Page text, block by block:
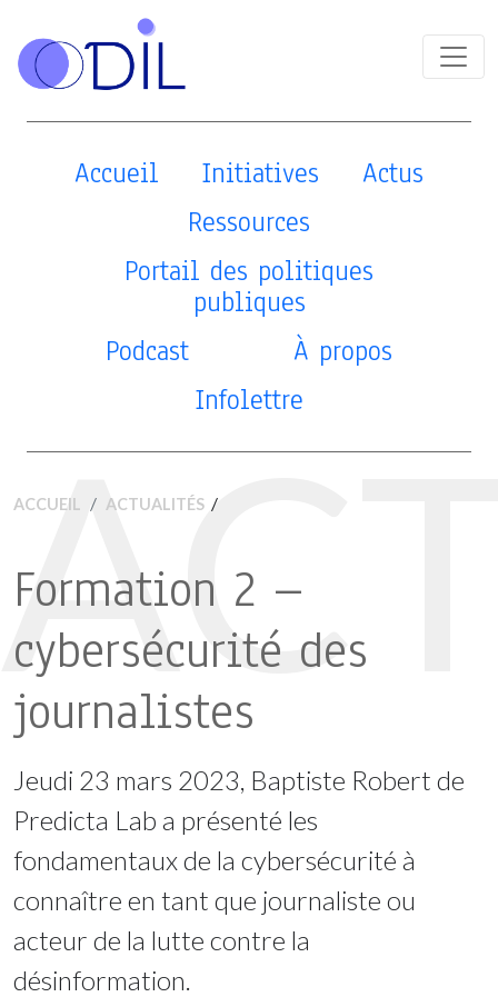
Accueil Initiatives
Actus
Ressources
Portail des politiques
publiques
Podcast
À propos
Infolettre
ACCUEIL ACTUALITÉS /
Formation 2 –
cybersécurité des
journalistes
Jeudi 23 mars 2023, Baptiste Robert de
Predicta Lab a présenté les
fondamentaux de la cybersécurité à
connaître en tant que journaliste ou
acteur de la lutte contre la
désinformation.